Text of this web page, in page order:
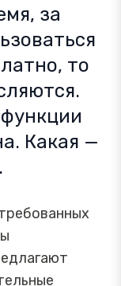
за
то
Какая —